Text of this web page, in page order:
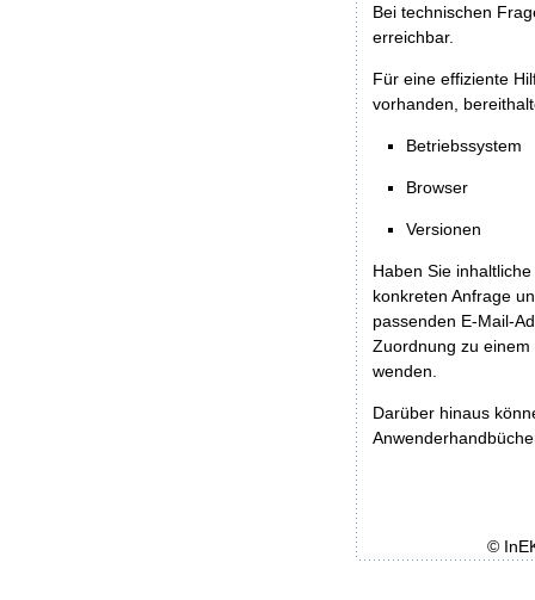
Bei technischen
erreichbar.
Für eine effiziente
vorhanden,
Betriebssystem
Browser
Versionen
Haben Sie
konkreten Anfrage
passenden E-Mail-
Zuordnung zu
wenden.
Darüber hinaus
©